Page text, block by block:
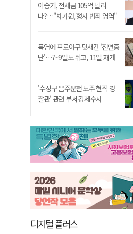
이승기, 전세금 105억 날리
나?…"차가원, 형사 범죄 영역"
폭염에 프로야구 닷새간 '전면중
단'…7~9일도 쉬고, 11일 재개
'수성구 음주운전 도주 현직 경
찰관' 관련 부서 강제수사
디지털 플러스